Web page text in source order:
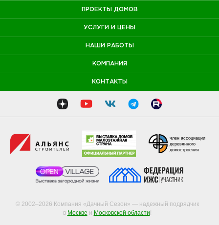
ПРОЕКТЫ ДОМОВ
УСЛУГИ И ЦЕНЫ
НАШИ РАБОТЫ
КОМПАНИЯ
КОНТАКТЫ
© 2002–2026 Компания «Дачный Сезон» — надежный подрядчик
в Москве и Московской области!
член ассоциации
деревянного
домостроения